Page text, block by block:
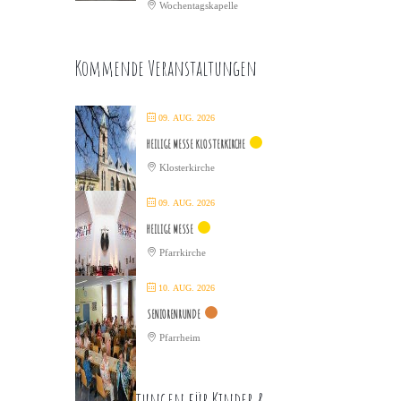
Wochentagskapelle
Kommende Veranstaltungen
09. AUG. 2026
HEILIGE MESSE KLOSTERKIRCHE
Klosterkirche
09. AUG. 2026
HEILIGE MESSE
Pfarrkirche
10. AUG. 2026
SENIORENRUNDE
Pfarrheim